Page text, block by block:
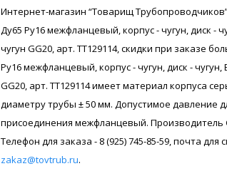
Интернет-магазин “Товарищ
Ду65 Ру16 межфланцевый, корпус - чугун, диск -
чугун GG20, арт. ТТ129114, скидки при заказе
Ру16 межфланцевый, корпус - чугун, диск - чугун,
GG20, арт. ТТ129114 имеет материал корпуса
диаметру трубы ± 50 мм. Допустимое давление
присоединения межфланцевый. Производитель
Телефон для заказа - 8 (925) 745-85-59, почта
zakaz@tovtrub.ru.